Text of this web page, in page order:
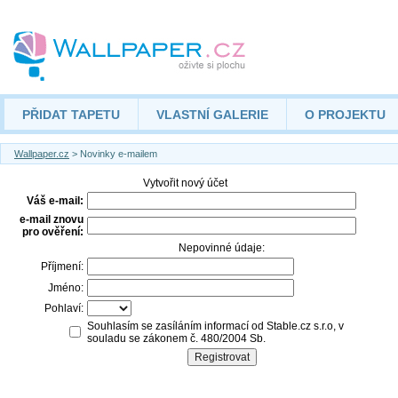
PŘIDAT TAPETU VLASTNÍ GALERIE O PROJEKTU
Wallpaper.cz > Novinky e-mailem